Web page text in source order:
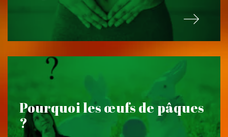
Pourquoi les œufs de pâques
?